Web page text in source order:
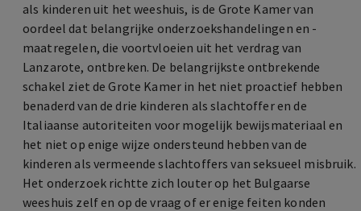
als kinderen uit het weeshuis, is de Grote Kamer van
oordeel dat belangrijke onderzoekshandelingen en -
maatregelen, die voortvloeien uit het verdrag van
Lanzarote, ontbreken. De belangrijkste ontbrekende
schakel ziet de Grote Kamer in het niet proactief hebben
benaderd van de drie kinderen als slachtoffer en de
Italiaanse autoriteiten voor mogelijk bewijsmateriaal en
het niet op enige wijze ondersteund hebben van de
kinderen als vermeende slachtoffers van seksueel misbruik.
Het onderzoek richtte zich louter op het Bulgaarse
weeshuis zelf en op de vraag of er enige feiten konden